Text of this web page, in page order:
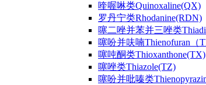
喹喔啉类Quinoxaline(QX)
罗丹宁类Rhodanine(RDN)
噻二唑并苯并三唑类
噻吩并呋喃Thienofuran（
噻吨酮类Thioxanthone(TX)
噻唑类Thiazole(TZ)
噻吩并吡嗪类